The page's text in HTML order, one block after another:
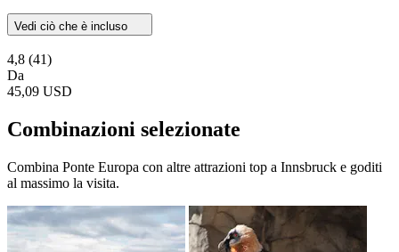
Vedi ciò che è incluso
4,8 (41)
Da
45,09 USD
Combinazioni selezionate
Combina Ponte Europa con altre attrazioni top a Innsbruck e goditi
al massimo la visita.